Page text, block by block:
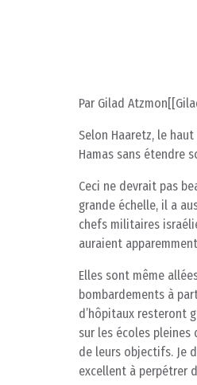
Par Gilad
Selon Haaretz, le
Hamas sans étendre
Ceci ne devrait pas
grande échelle, il a
chefs militaires
auraient
Elles sont même
bombardements à
d’hôpitaux resteront
sur les écoles pleines
de leurs objectifs. Je
excellent à perpétrer